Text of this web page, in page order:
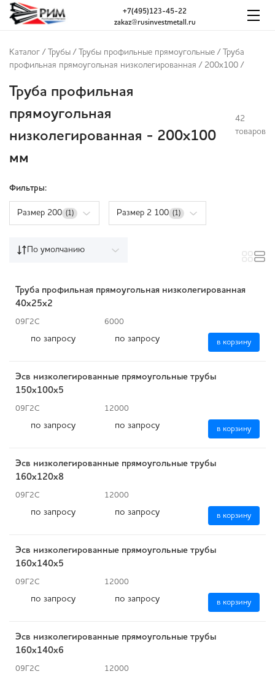
zakaz@rusinvestmetall.ru
+7(495)123-45-22
Каталог / Трубы / Трубы профильные прямоугольные /
Труба
профильная прямоугольная низколегированная / 200x100 /
Труба профильная
прямоугольная
низколегированная - 200x100
мм
42
товаров
Фильтры:
Размер 200 (1) Размер 2 100 (1)
По умолчанию
Труба профильная прямоугольная низколегированная
40х25х2
09Г2С 6000
по запросу по запросу в корзину
Эсв низколегированные прямоугольные трубы
150x100x5
09Г2С 12000
по запросу по запросу в корзину
Эсв низколегированные прямоугольные трубы
160x120x8
09Г2С 12000
по запросу по запросу в корзину
Эсв низколегированные прямоугольные трубы
160x140x5
09Г2С 12000
по запросу по запросу в корзину
Эсв низколегированные прямоугольные трубы
160x140x6
09Г2С 12000